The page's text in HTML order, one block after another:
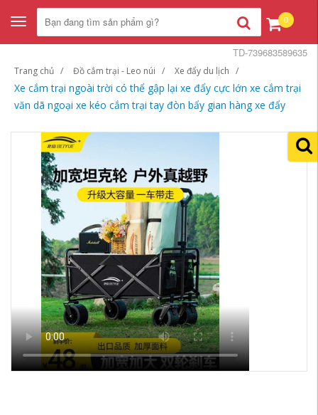
Toggle
navigation
0
Trang chủ Đồ cắm trại - Leo núi Xe đẩy du lịch
Xe cắm trại ngoài trời có thể gập lại xe đẩy cực lớn xe cắm trại
văn dã ngoại xe kéo cắm trại tay đòn bẩy gian hàng xe đẩy
TD-739683589635